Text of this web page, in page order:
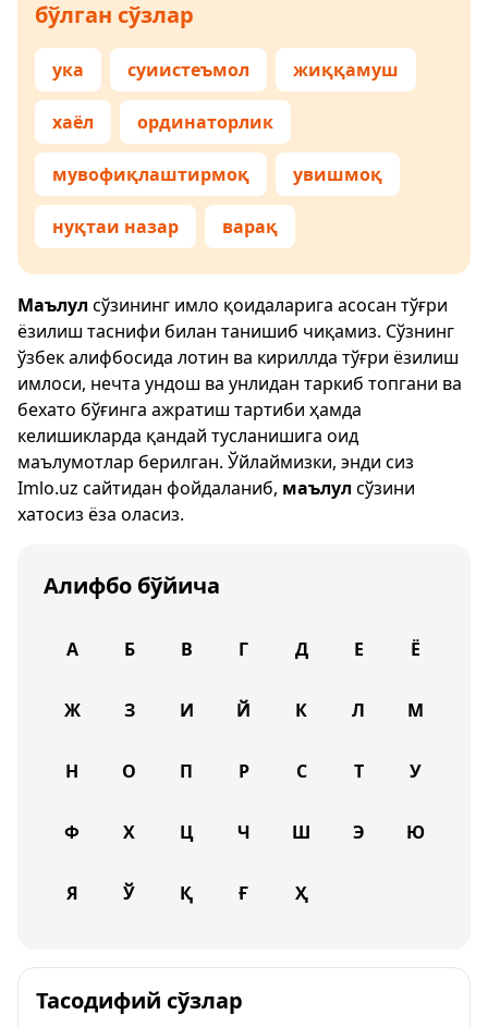
бўлган сўзлар
ука суиистеъмол жиққамуш
хаёл ординаторлик
мувофиқлаштирмоқ увишмоқ
нуқтаи назар варақ
Маълул сўзининг имло қоидаларига асосан тўғри
ёзилиш таснифи билан танишиб чиқамиз. Сўзнинг
ўзбек алифбосида лотин ва кириллда тўғри ёзилиш
имлоси, нечта ундош ва унлидан таркиб топгани ва
бехато бўғинга ажратиш тартиби ҳамда
келишикларда қандай тусланишига оид
маълумотлар берилган. Ўйлаймизки, энди сиз
Imlo.uz сайтидан фойдаланиб, маълул сўзини
хатосиз ёза оласиз.
Алифбо бўйича
А Б В Г Д Е Ё
Ж З И Й К Л М
Н О П Р С Т У
Ф Х Ц Ч Ш Э Ю
Я Ў Қ Ғ Ҳ
Тасодифий сўзлар